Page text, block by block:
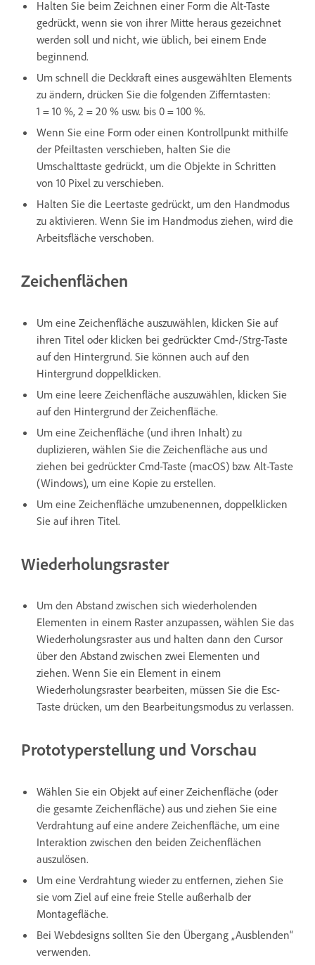
Halten Sie beim Zeichnen einer Form die Alt-Taste
gedrückt, wenn sie von ihrer Mitte heraus gezeichnet
werden soll und nicht, wie üblich, bei einem Ende
beginnend.
Um schnell die Deckkraft eines ausgewählten Elements
zu ändern, drücken Sie die folgenden Zifferntasten:
1 = 10 %, 2 = 20 % usw. bis 0 = 100 %.
Wenn Sie eine Form oder einen Kontrollpunkt mithilfe
der Pfeiltasten verschieben, halten Sie die
Umschalttaste gedrückt, um die Objekte in Schritten
von 10 Pixel zu verschieben.
Halten Sie die Leertaste gedrückt, um den Handmodus
zu aktivieren. Wenn Sie im Handmodus ziehen, wird die
Arbeitsfläche verschoben.
Zeichenflächen
Um eine Zeichenfläche auszuwählen, klicken Sie auf
ihren Titel oder klicken bei gedrückter Cmd-/Strg-Taste
auf den Hintergrund. Sie können auch auf den
Hintergrund doppelklicken.
Um eine leere Zeichenfläche auszuwählen, klicken Sie
auf den Hintergrund der Zeichenfläche.
Um eine Zeichenfläche (und ihren Inhalt) zu
duplizieren, wählen Sie die Zeichenfläche aus und
ziehen bei gedrückter Cmd-Taste (macOS) bzw. Alt-Taste
(Windows), um eine Kopie zu erstellen.
Um eine Zeichenfläche umzubenennen, doppelklicken
Sie auf ihren Titel.
Wiederholungsraster
Um den Abstand zwischen sich wiederholenden
Elementen in einem Raster anzupassen, wählen Sie das
Wiederholungsraster aus und halten dann den Cursor
über den Abstand zwischen zwei Elementen und
ziehen. Wenn Sie ein Element in einem
Wiederholungsraster bearbeiten, müssen Sie die Esc-
Taste drücken, um den Bearbeitungsmodus zu verlassen.
Prototyperstellung und Vorschau
Wählen Sie ein Objekt auf einer Zeichenfläche (oder
die gesamte Zeichenfläche) aus und ziehen Sie eine
Verdrahtung auf eine andere Zeichenfläche, um eine
Interaktion zwischen den beiden Zeichenflächen
auszulösen.
Um eine Verdrahtung wieder zu entfernen, ziehen Sie
sie vom Ziel auf eine freie Stelle außerhalb der
Montagefläche.
Bei Webdesigns sollten Sie den Übergang „Ausblenden“
verwenden.